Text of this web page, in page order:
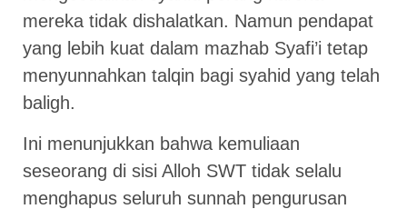
mereka tidak dishalatkan. Namun pendapat
yang lebih kuat dalam mazhab Syafi’i tetap
menyunnahkan talqin bagi syahid yang telah
baligh.
Ini menunjukkan bahwa kemuliaan
seseorang di sisi Alloh SWT tidak selalu
menghapus seluruh sunnah pengurusan